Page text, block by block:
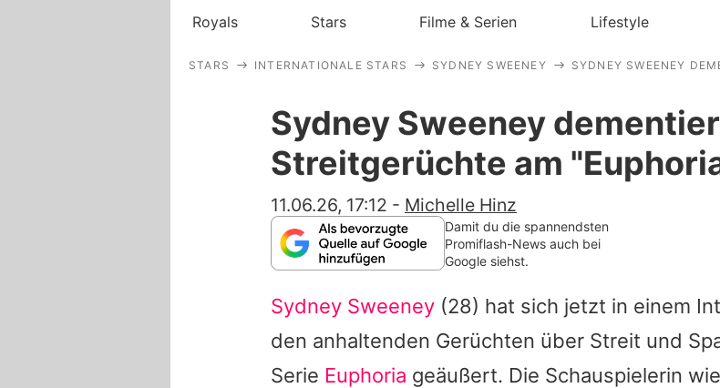
Royals
Filme & Serien
Lifestyle
Familie & Liebe
Alle Themen auf Promiflash
Royals Stars Filme & Serien Lifestyle
STARS INTERNATIONALE STARS SYDNEY SWEENEY SYDNEY SWEENEY
Sydney Sweeney
Streitgerüchte am
11.06.26, 17:12 - Michelle Hinz
Damit du die spannendsten
Promiflash-News auch bei
Google siehst.
Sydney Sweeney (28) hat sich jetzt in einem
den anhaltenden Gerüchten über Streit und
Serie Euphoria geäußert. Die Schauspielerin